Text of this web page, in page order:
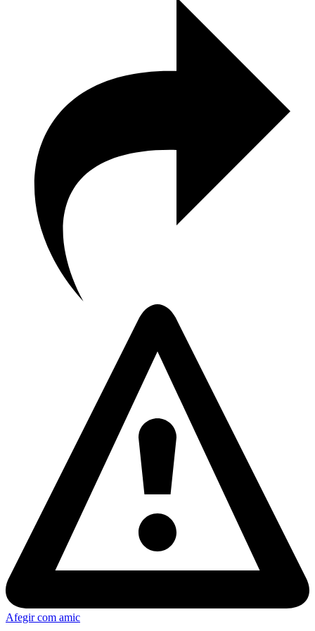
Afegir com amic